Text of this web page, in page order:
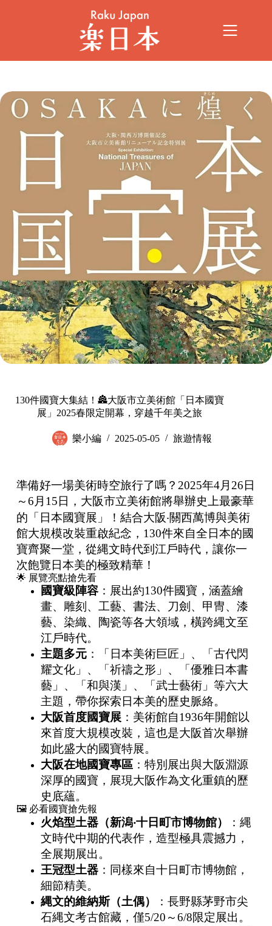
130件國寶大集結！🏯大阪市立美術館「日本國寶
展」2025春限定開幕，穿越千年美之旅
樂小編 2025-05-05 旅遊情報
準備好一場美術時空旅行了嗎？2025年4月26日
～6月15日，大阪市立美術館將舉辦史上最豪華
的「日本國寶展」！結合大阪‧關西萬博與美術
館大規模改裝重啟紀念，130件來自全日本的國
寶齊聚一堂，從縄文時代到江戶時代，讓你一
次飽覽日本美的極致精華！
🌟 展覽亮點搶先看
國寶級陣容：展出約130件國寶，涵蓋繪
畫、雕刻、工藝、書法、刀劍、甲冑、漆
藝、染織、陶瓷等各大領域，橫跨縄文至
江戶時代。
主題多元：「日本美術巨匠」、「古代閃
耀文化」、「祈禱之形」、「優雅日本書
藝」、「和與漢」、「武士藝術」等六大
主題，帶你探索日本美的歷史脈絡。
大阪首度國寶展：美術館自1936年開館以
來首度大規模改裝，這也是大阪首次舉辦
如此盛大的國寶特展。
大阪在地國寶專區 ：特別展出與大阪淵源
深厚的國寶，展現大阪作為文化重鎮的歷
史底蘊。
🖼️ 必看國寶搶先報
火焰型土器（新潟‧十日町市博物館）
：縄
文時代中期的代表作，造型極具震撼力，
全展期展出。
王冠型土器：同樣來自十日町市博物館，
細節精美。
縄文的維納斯（土偶）
：長野縣茅野市尖
石縄文考古館藏，僅5/20～6/8限定展出。